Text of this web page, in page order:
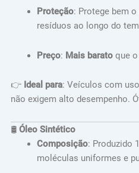
Proteção: Protege bem
resíduos ao longo do
Preço: Mais baratoque o
👉 Ideal para: Veículos com
não exigem alto desempenho.
🛢️ Óleo Sintético
Composição: Produzido
moléculas uniformes e